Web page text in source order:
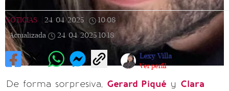
NOTICIAS 24/04/2025 10:08
Actualizada
24/04/2025 10:18
Lexy Villa
Ver perfil
De forma sorpresiva, Gerard Piqué y Clara